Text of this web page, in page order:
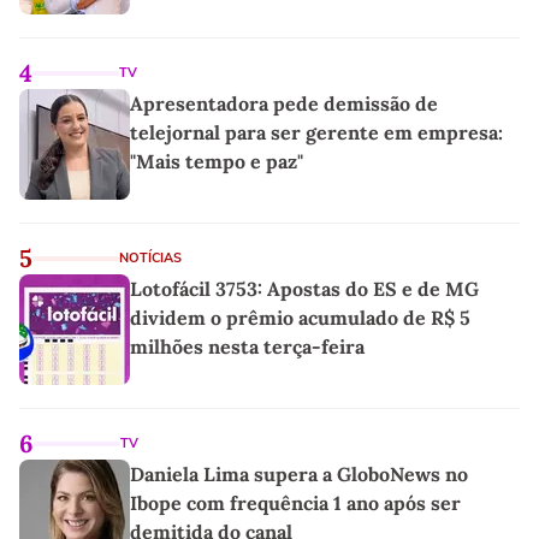
4 TV
Apresentadora pede demissão de
telejornal para ser gerente em empresa:
"Mais tempo e paz"
5 NOTÍCIAS
Lotofácil 3753: Apostas do ES e de MG
dividem o prêmio acumulado de R$ 5
milhões nesta terça-feira
6 TV
Daniela Lima supera a GloboNews no
Ibope com frequência 1 ano após ser
demitida do canal